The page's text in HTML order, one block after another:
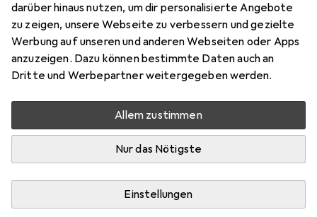
darüber hinaus nutzen, um dir personalisierte Angebote
zu zeigen, unsere Webseite zu verbessern und gezielte
Werbung auf unseren und anderen Webseiten oder Apps
anzuzeigen. Dazu können bestimmte Daten auch an
Dritte und Werbepartner weitergegeben werden.
Allem zustimmen
Nur das Nötigste
Einstellungen
Bewertungen Marke
Mehr von LAS
Mehr als 10 Stück an Lager beim Drittanbieter
Lieferort angeben für genaue Lieferzeit
In den Warenkorb